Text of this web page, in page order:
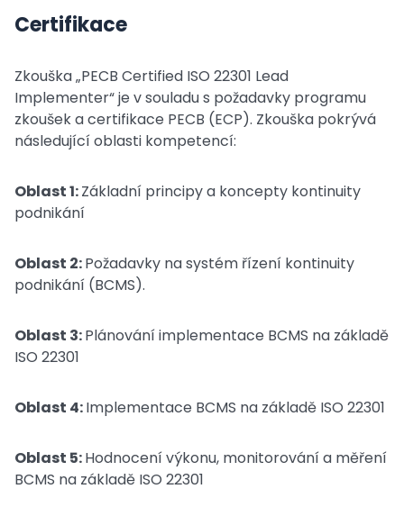
Certifikace
Zkouška „PECB Certified ISO 22301 Lead
Implementer“ je v souladu s požadavky programu
zkoušek a certifikace PECB (ECP). Zkouška pokrývá
následující oblasti kompetencí:
Oblast 1:Základní principy a koncepty kontinuity
podnikání
Oblast 2:Požadavky na systém řízení kontinuity
podnikání (BCMS).
Oblast 3:Plánování implementace BCMS na základě
ISO 22301
Oblast 4:Implementace BCMS na základě ISO 22301
Oblast 5:Hodnocení výkonu, monitorování a měření
BCMS na základě ISO 22301